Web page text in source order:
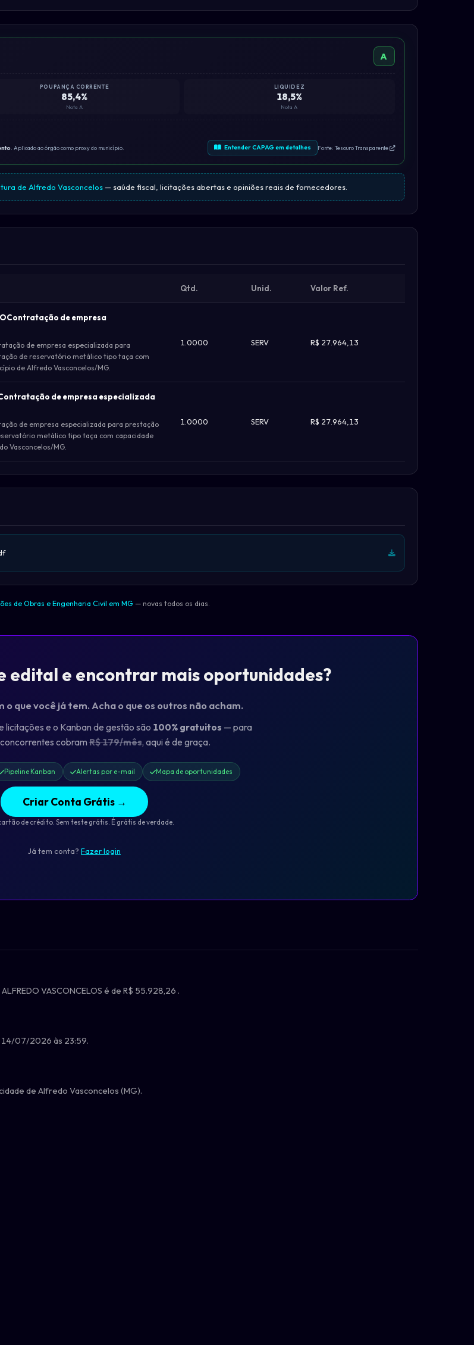
A
POUPANÇA CORRENTE
85,4%
Nota A
LIQUIDEZ
18,5%
Nota A
. Aplicado ao órgão como proxy do município. Entender CAPAG em detalhes Fonte: Tesouro Transparente
de Alfredo Vasconcelos— saúde fiscal, licitações abertas e opiniões reais de fornecedores.
Qtd. Unid. Valor Ref.
de empresa
de empresa especializada para
de reservatório metálico tipo taça com
de Alfredo Vasconcelos/MG.
1.0000 SERV R$ 27.964,13
de empresa especializada
de empresa especializada para prestação
metálico tipo taça com capacidade
Vasconcelos/MG.
1.0000 SERV R$ 27.964,13
de Obras e Engenharia Civil em MG — novas todos os dias.
edital e encontrar mais oportunidades?
o que você já tem. Acha o que os outros não acham.
licitações e o Kanban de gestão são 100% gratuitos — para
cobramR$ 179/mês, aqui é de graça.
Pipeline Kanban Alertas por e-mail Mapa de oportunidades
Criar Conta Grátis →
de crédito. Sem teste grátis. É grátis de verdade.
Já tem conta? Fazer login
VASCONCELOS é de R$ 55.928,26 .
07/2026 às 23:59.
de Alfredo Vasconcelos (MG).